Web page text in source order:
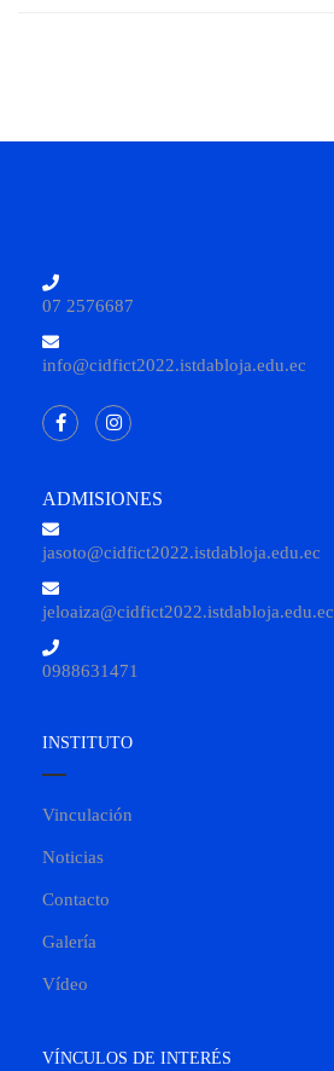
07 2576687
info@cidfict2022.istdabloja.edu.ec
ADMISIONES
jasoto@cidfict2022.istdabloja.edu.ec
jeloaiza@cidfict2022.istdabloja.edu.ec
0988631471
INSTITUTO
Vinculación
Noticias
Contacto
Galería
Vídeo
VÍNCULOS DE INTERÉS